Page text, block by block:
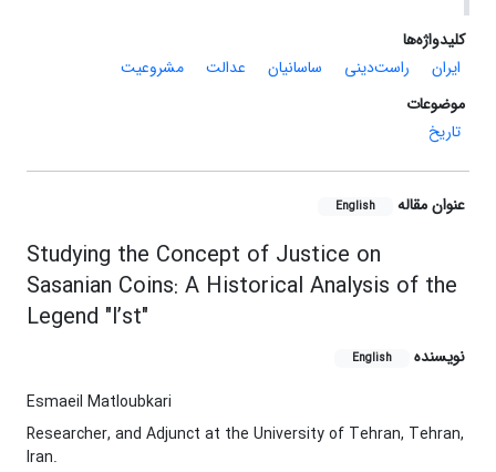
کلیدواژه‌ها
ایران
راست‌دینی ساسانیان عدالت
مشروعیت
موضوعات
تاریخ
عنوان مقاله English
Studying the Concept of Justice on
Sasanian Coins: A Historical Analysis of the
Legend "l’st"
نویسنده English
Esmaeil Matloubkari
Researcher, and Adjunct at the University of Tehran, Tehran,
Iran.